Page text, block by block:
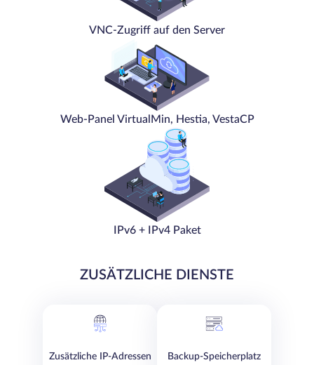
VNC-Zugriff auf den Server
Web-Panel VirtualMin, Hestia, VestaCP
IPv6 + IPv4 Paket
ZUSÄTZLICHE DIENSTE
Zusätzliche IP-Adressen Backup-Speicherplatz